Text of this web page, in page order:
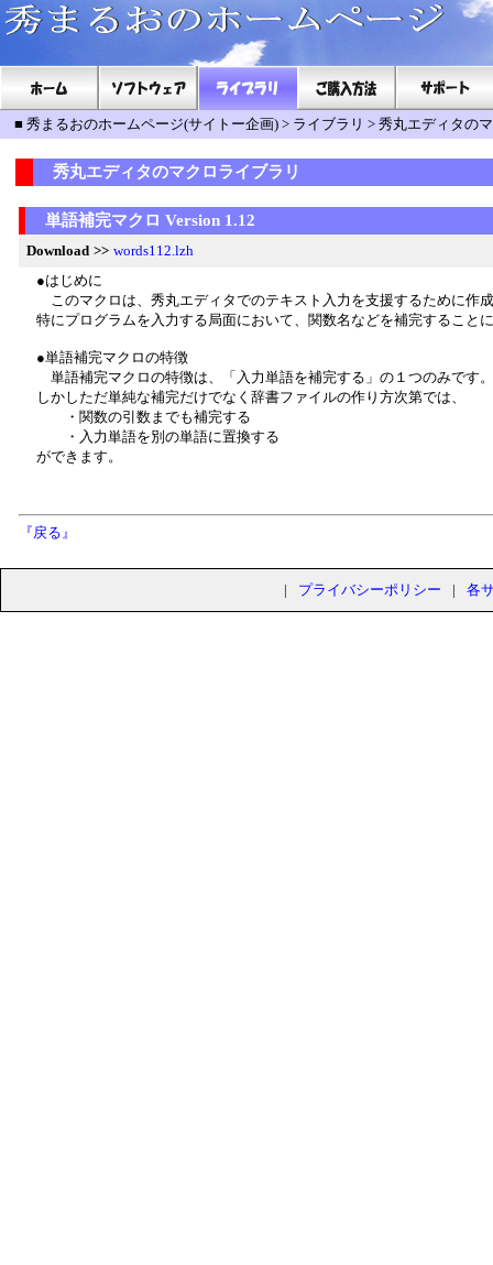
■ 秀まるおのホームページ(サイトー企画) > ライブラリ > 秀丸エディタの
秀丸エディタのマクロライブラリ
単語補完マクロ Version 1.12
Download >> words112.lzh
●はじめに
このマクロは、秀丸エディタでのテキスト入力を支援するために作
特にプログラムを入力する局面において、関数名などを補完すること
●単語補完マクロの特徴
単語補完マクロの特徴は、「入力単語を補完する」の１つのみです
しかしただ単純な補完だけでなく辞書ファイルの作り方次第では、
・関数の引数までも補完する
・入力単語を別の単語に置換する
ができます。
『戻る』
| プライバシーポリシー | 各